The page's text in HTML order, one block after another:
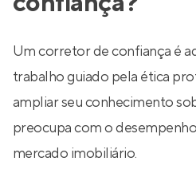
Um corretor de confiança é
trabalho guiado pela ética
ampliar seu conhecimento
preocupa com o
mercado imobiliário.